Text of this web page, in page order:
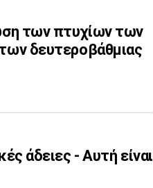
των πτυχίων των
δευτεροβάθμιας
άδειες - Αυτή είναι